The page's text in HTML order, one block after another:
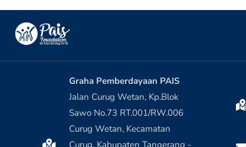
Graha Pemberdayaan PAIS
Jalan Curug Wetan, Kp.Blok
Sawo No.73 RT.001/RW.006
Curug Wetan, Kecamatan
Curug, Kabupaten Tangerang -